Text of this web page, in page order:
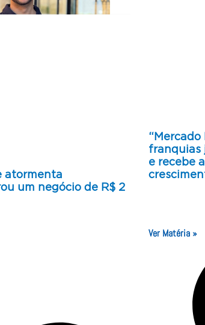
atormenta
um negócio de R$ 2
“Mercado
franquias
e recebe
Ver Matéria »